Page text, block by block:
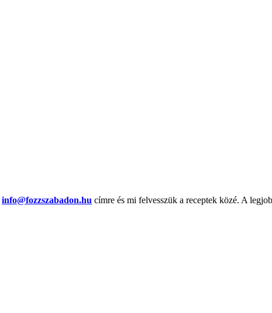
info@fozzszabadon.hu címre és mi felvesszük a receptek közé. A